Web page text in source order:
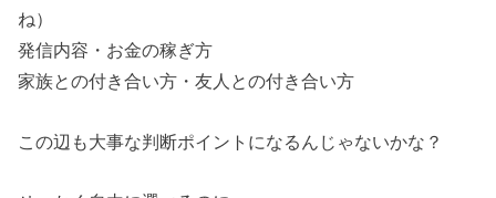
ね）
発信内容・お金の稼ぎ方
家族との付き合い方・友人との付き合い方
この辺も大事な判断ポイントになるんじゃないかな？